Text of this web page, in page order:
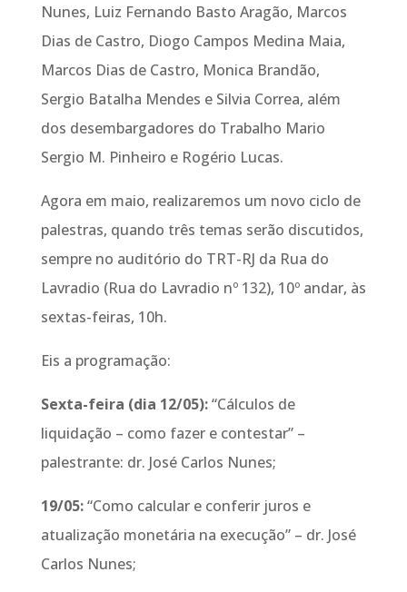
Nunes, Luiz Fernando Basto Aragão, Marcos
Dias de Castro, Diogo Campos Medina Maia,
Marcos Dias de Castro, Monica Brandão,
Sergio Batalha Mendes e Silvia Correa, além
dos desembargadores do Trabalho Mario
Sergio M. Pinheiro e Rogério Lucas.
Agora em maio, realizaremos um novo ciclo de
palestras, quando três temas serão discutidos,
sempre no auditório do TRT-RJ da Rua do
Lavradio (Rua do Lavradio nº 132), 10º andar, às
sextas-feiras, 10h.
Eis a programação:
Sexta-feira (dia 12/05):“Cálculos de
liquidação – como fazer e contestar” –
palestrante: dr. José Carlos Nunes;
19/05:“Como calcular e conferir juros e
atualização monetária na execução” – dr. José
Carlos Nunes;